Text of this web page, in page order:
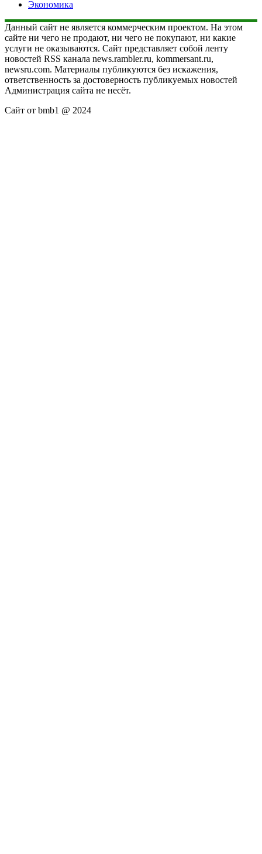
Экономика
Данный сайт не является коммерческим проектом. На этом
сайте ни чего не продают, ни чего не покупают, ни какие
услуги не оказываются. Сайт представляет собой ленту
новостей RSS канала news.rambler.ru, kommersant.ru,
newsru.com. Материалы публикуются без искажения,
ответственность за достоверность публикуемых новостей
Администрация сайта не несёт.
Сайт от bmb1 @ 2024